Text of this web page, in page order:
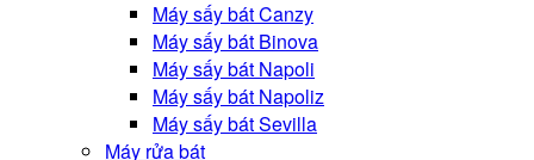
Máy sấy bát Canzy
Máy sấy bát Binova
Máy sấy bát Napoli
Máy sấy bát Napoliz
Máy sấy bát Sevilla
Máy rửa bát